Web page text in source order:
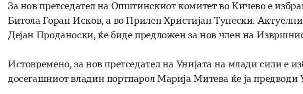
За нов претседател на Општинскиот комитет во Кичево е
Битола Горан Исков, а во Прилеп Христијан Тунески.
Дејан Проданоски, ќе биде предложен за нов член на
Истовремено, за нов претседател на Унијата на млади сили е
досегашниот владин портпарол Марија Митева ќе ја предводи